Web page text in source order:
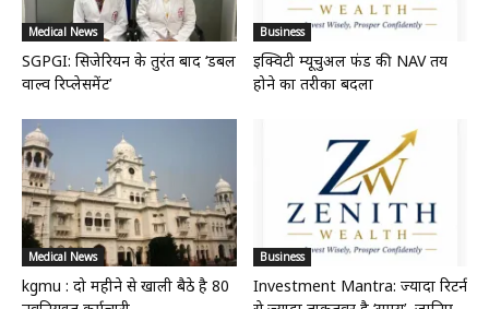
Medical News
SGPGI: सिजेरियन के तुरंत बाद ‘डबल
वाल्व रिप्लेसमेंट’
Business
इक्विटी म्यूचुअल फंड की NAV तय
होने का तरीका बदला
Medical News
kgmu : दो महीने से खाली बैठे है 80
Business
Investment Mantra: ज्यादा रिटर्न